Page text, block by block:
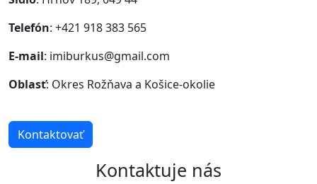
Telefón: +421 918 383 565
E-mail: imiburkus@gmail.com
Oblasť: Okres Rožňava a Košice-okolie
Kontaktovať
Kontaktuje nás